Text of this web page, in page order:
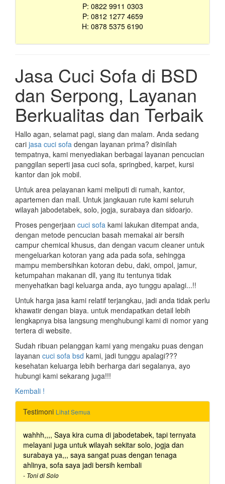
P: 0822 9911 0303
P: 0812 1277 4659
H: 0878 5375 6190
Jasa Cuci Sofa di BSD
dan Serpong, Layanan
Berkualitas dan Terbaik
Hallo agan, selamat pagi, siang dan malam. Anda sedang
cari jasa cuci sofa dengan layanan prima? disinilah
tempatnya, kami menyediakan berbagai layanan pencucian
panggilan seperti jasa cuci sofa, springbed, karpet, kursi
kantor dan jok mobil.
Untuk area pelayanan kami meliputi di rumah, kantor,
apartemen dan mall. Untuk jangkauan rute kami seluruh
wilayah jabodetabek, solo, jogja, surabaya dan sidoarjo.
Proses pengerjaan cuci sofa kami lakukan ditempat anda,
dengan metode pencucian basah memakai air bersih
campur chemical khusus, dan dengan vacum cleaner untuk
mengeluarkan kotoran yang ada pada sofa, sehingga
mampu membersihkan kotoran debu, daki, ompol, jamur,
ketumpahan makanan dll, yang itu tentunya tidak
menyehatkan bagi keluarga anda, ayo tunggu apalagi...!!
Untuk harga jasa kami relatif terjangkau, jadi anda tidak perlu
khawatir dengan biaya. untuk mendapatkan detail lebih
lengkapnya bisa langsung menghubungi kami di nomor yang
tertera di website.
Sudah ribuan pelanggan kami yang mengaku puas dengan
layanan cuci sofa bsd kami, jadi tunggu apalagi???
kesehatan keluarga lebih berharga dari segalanya, ayo
hubungi kami sekarang juga!!!
Kembali !
Testimoni Lihat Semua
wahhh,,,, Saya kira cuma di jabodetabek, tapi ternyata
melayani juga untuk wilayah sekitar solo, jogja dan
surabaya ya,,, saya sangat puas dengan tenaga
ahlinya, sofa saya jadi bersih kembali
- Toni di Solo